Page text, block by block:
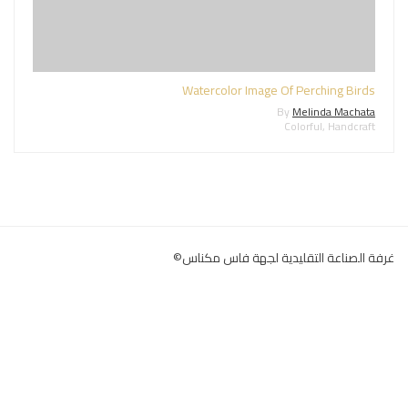
Watercolor Image Of Perching Birds
ByMelinda Machata
Colorful, Handcraft
غرفة الصناعة التقليدية لجهة فاس مكناس©